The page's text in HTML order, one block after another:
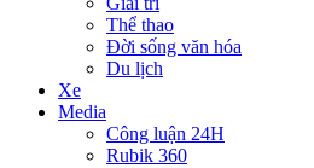
Thể thao
Đời sống văn hóa
Du lịch
Xe
Media
Công luận 24H
Rubik 360